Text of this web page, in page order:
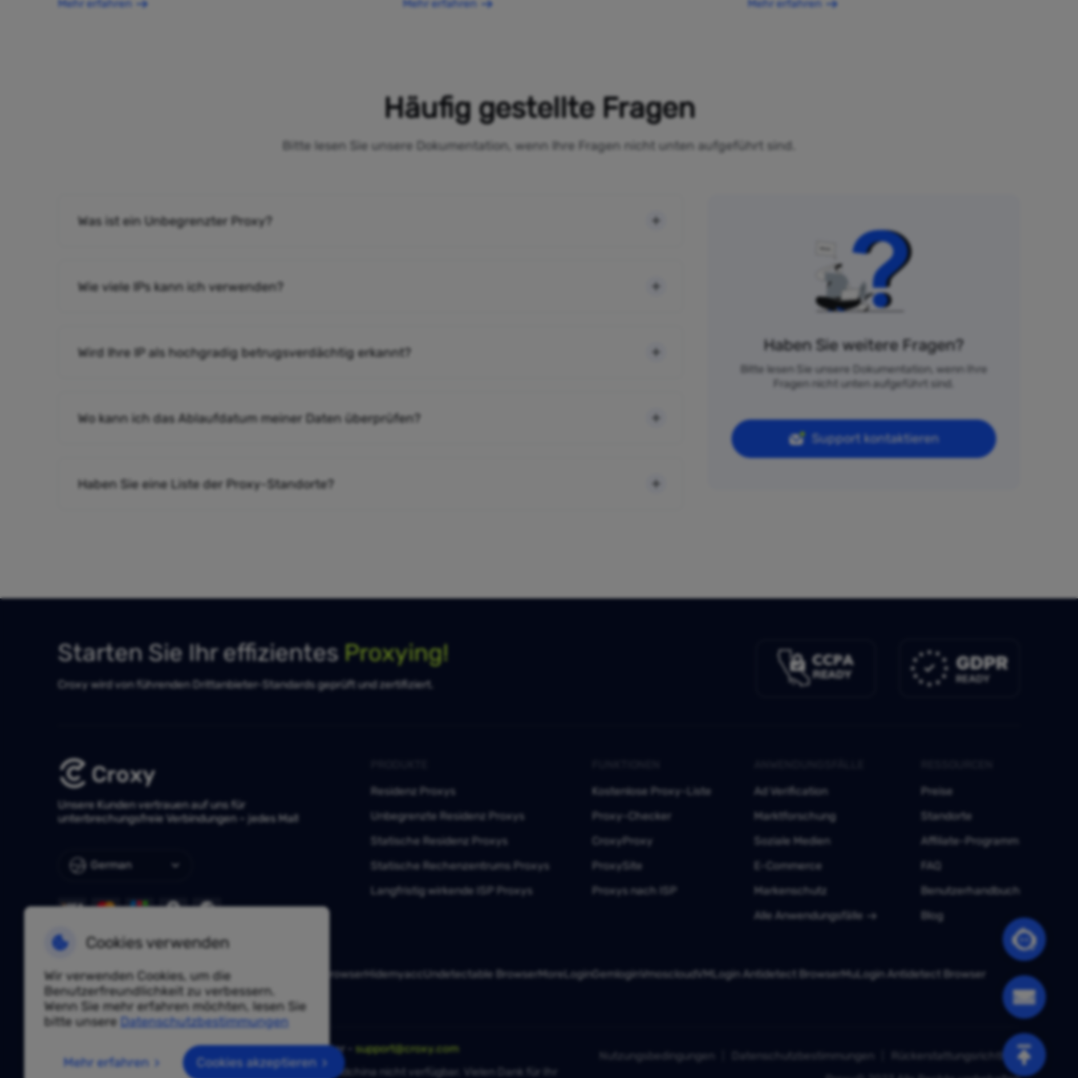
Mehr erfahren Mehr erfahren Mehr erfahren
Häufig gestellte Fragen
Bitte lesen Sie unsere Dokumentation, wenn Ihre Fragen nicht unten aufgeführt sind.
Was ist ein Unbegrenzter Proxy?
Wie viele IPs kann ich verwenden?
Wird Ihre IP als hochgradig betrugsverdächtig erkannt?
Wo kann ich das Ablaufdatum meiner Daten überprüfen?
Haben Sie eine Liste der Proxy-Standorte?
Haben Sie weitere Fragen?
Bitte lesen Sie unsere Dokumentation, wenn Ihre
Fragen nicht unten aufgeführt sind.
Support kontaktieren
Starten Sie Ihr effizientes Proxying!
Croxy wird von führenden Drittanbieter-Standards geprüft und zertifiziert.
Unsere Kunden vertrauen auf uns für
unterbrechungsfreie Verbindungen – jedes Mal!
German
Residenz Proxys
Unbegrenzte Residenz Proxys
Statische Residenz Proxys
Statische Rechenzentrums Proxys
Langfristig wirkende ISP Proxys
Kostenlose Proxy-Liste
Proxy-Checker
CroxyProxy
ProxySite
Proxys nach ISP
Ad Verification
Marktforschung
Soziale Medien
E-Commerce
Markenschutz
Alle Anwendungsfälle
Preise
Standorte
Affiliate-Programm
FAQ
Benutzerhandbuch
Blog
NÜTZLICHE LINKS
Huayang LingdongTKFFF AdsPower Vision BrowserHidemyacc Undetectable BrowserMoreLoginGemloginVmoscloud VMLogin Antidetect BrowserMuLogin Antidetect Browser
IPjianceVmoscloudSpiderBox
Haben Sie eine Frage? Fragen Sie unsere Experten unter - support@croxy.com
Aufgrund von Richtlinien ist dieser Service in Festlandchina nicht verfügbar. Vielen Dank für Ihr
Nutzungsbedingungen Datenschutzbestimmungen
Rückerstattungsrichtlinie
Cookies verwenden
Wir verwenden Cookies, um die
Benutzerfreundlichkeit zu verbessern.
Wenn Sie mehr erfahren möchten, lesen Sie
bitte unsere Datenschutzbestimmungen
Mehr erfahren Cookies akzeptieren